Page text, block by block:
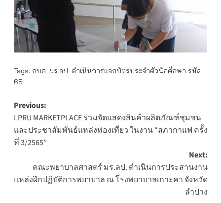
Tags: กบศ. มร.ลป. ดำเนินการแจกบัตรประจำตัวนักศึกษา รหัส
65
Post
navigation
Previous:
LPRU MARKETPLACE ร่วมจัดแสดงสินค้าผลิตภัณฑ์ชุมชน
และประชาสัมพันธ์แหล่งท่องเที่ยว ในงาน “สภากาแฟ ครั้ง
ที่ 3/2565”
Next:
คณะพยาบาลศาสตร์ มร.ลป. ดำเนินการประสานงาน
แหล่งฝึกปฏิบัติการพยาบาล ณ โรงพยาบาลเกาะคา จังหวัด
ลำปาง